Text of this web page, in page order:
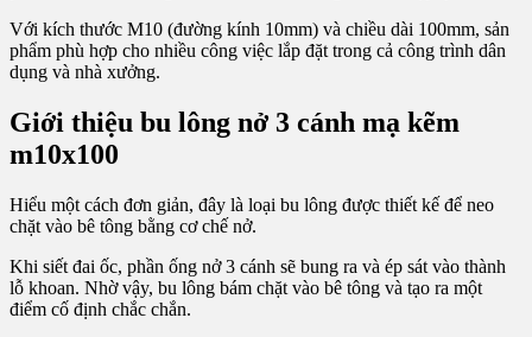
Với kích thước M10 (đường kính 10mm) và chiều dài 100mm, sản
phẩm phù hợp cho nhiều công việc lắp đặt trong cả công trình dân
dụng và nhà xưởng.
Giới thiệu bu lông nở 3 cánh mạ kẽm
m10x100
Hiểu một cách đơn giản, đây là loại bu lông được thiết kế để neo
chặt vào bê tông bằng cơ chế nở.
Khi siết đai ốc, phần ống nở 3 cánh sẽ bung ra và ép sát vào thành
lỗ khoan. Nhờ vậy, bu lông bám chặt vào bê tông và tạo ra một
điểm cố định chắc chắn.